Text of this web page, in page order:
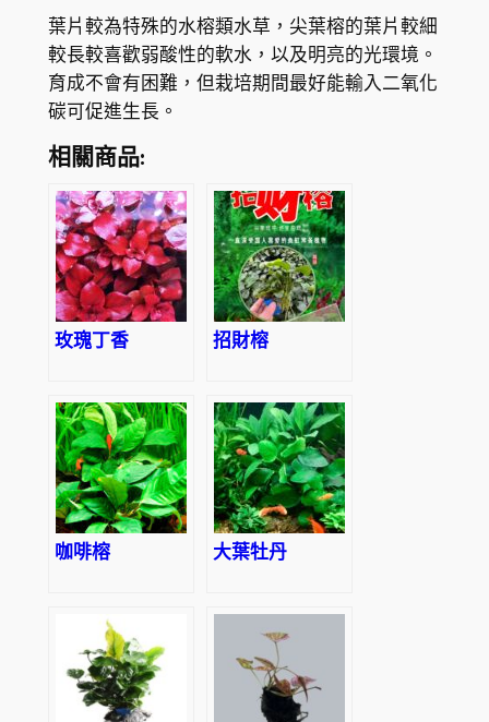
葉片較為特殊的水榕類水草，尖葉榕的葉片較細
較長較喜歡弱酸性的軟水，以及明亮的光環境。
育成不會有困難，但栽培期間最好能輸入二氧化
碳可促進生長。
相關商品:
玫瑰丁香 招財榕
咖啡榕 大葉牡丹